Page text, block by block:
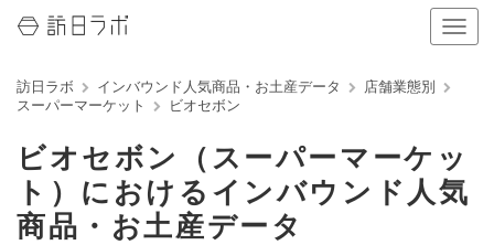
ナ
ビ
ン
の
表
訪日ラボ インバウンド人気商品・お土産データ
店舗業態別
スーパーマーケット
ビオセボン
ビオセボン（スーパーマーケッ
ト）におけるインバウンド人気
商品・お土産データ